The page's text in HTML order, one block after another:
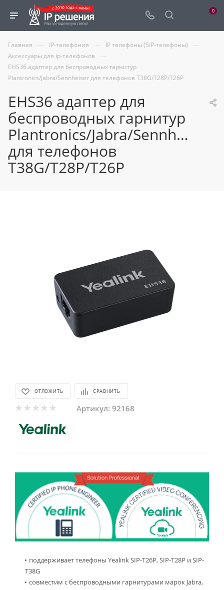
0
Главная — IP-телефония — IP телефоны (SIP-телефоны) —
Аксессуары для ip-телефонов —
EHS36 адаптер для беспроводных гарнитур
Plantronics/Jabra/Sennheiser для телефонов T38G/T28P/T26P
EHS36 адаптер для
беспроводных гарнитур
Plantronics/Jabra/Sennheiser
для телефонов
T38G/T28P/T26P
ОТЛОЖИТЬ СРАВНИТЬ
Артикул: 92168
поддерживает телефоны Yealink SIP-T26P, SIP-T28P и SIP-
T38G
совместим с беспроводными гарнитурами марок Jabra,